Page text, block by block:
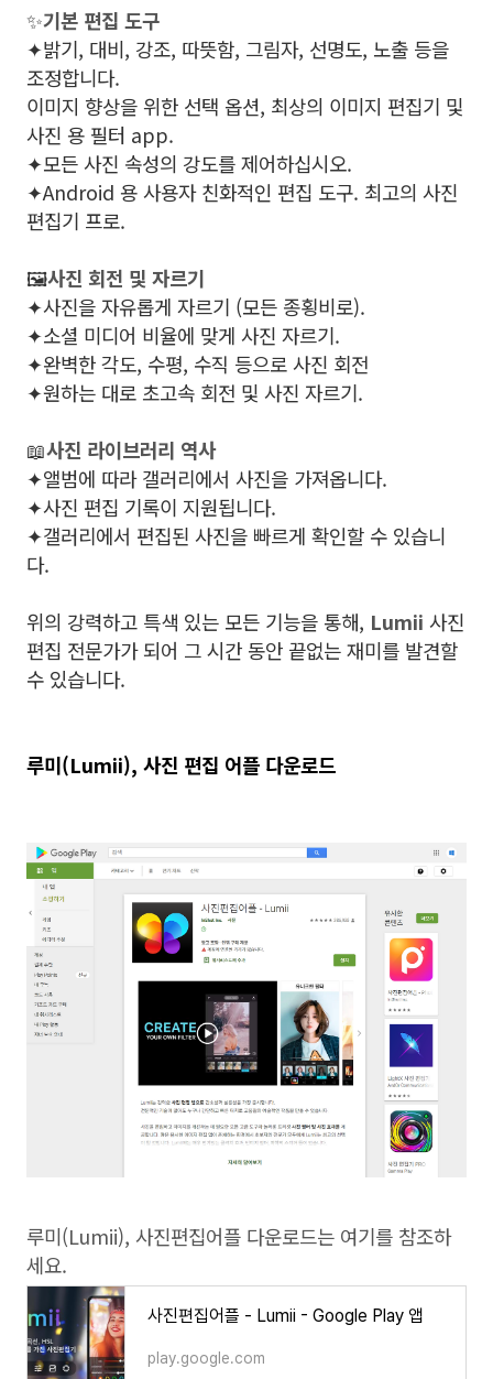
✨기본 편집 도구
✦밝기, 대비, 강조, 따뜻함, 그림자, 선명도, 노출 등을
조정합니다.
이미지 향상을 위한 선택 옵션, 최상의 이미지 편집기 및
사진 용 필터 app.
✦모든 사진 속성의 강도를 제어하십시오.
✦Android 용 사용자 친화적인 편집 도구. 최고의 사진
편집기 프로.
️🖼️사진 회전 및 자르기
✦사진을 자유롭게 자르기 (모든 종횡비로).
✦소셜 미디어 비율에 맞게 사진 자르기.
✦완벽한 각도, 수평, 수직 등으로 사진 회전
✦원하는 대로 초고속 회전 및 사진 자르기.
📖사진 라이브러리 역사
✦앨범에 따라 갤러리에서 사진을 가져옵니다.
✦사진 편집 기록이 지원됩니다.
✦갤러리에서 편집된 사진을 빠르게 확인할 수 있습니
다.
위의 강력하고 특색 있는 모든 기능을 통해, Lumii 사진
편집 전문가가 되어 그 시간 동안 끝없는 재미를 발견할
수 있습니다.
루미(Lumii), 사진 편집 어플 다운로드
루미(Lumii), 사진편집어플 다운로드는 여기를 참조하
세요.
사진편집어플 - Lumii - Google Play 앱
play.google.com